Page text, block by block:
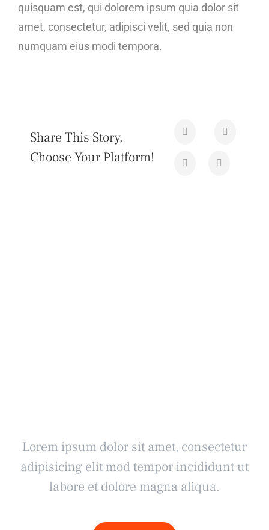
quisquam est, qui dolorem ipsum quia dolor sit
amet, consectetur, adipisci velit, sed quia non
numquam eius modi tempora.
Share This Story,
Choose Your Platform!
Lorem ipsum dolor sit amet, consectetur
adipisicing elit mod tempor incididunt ut
labore et dolore magna aliqua.